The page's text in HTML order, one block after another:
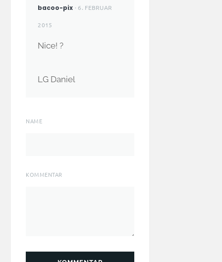
bacoo-pix · 6. FEBRUAR
2015
Nice! ?
LG Daniel
NAME
KOMMENTAR